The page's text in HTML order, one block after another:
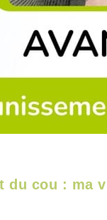
du cou : ma